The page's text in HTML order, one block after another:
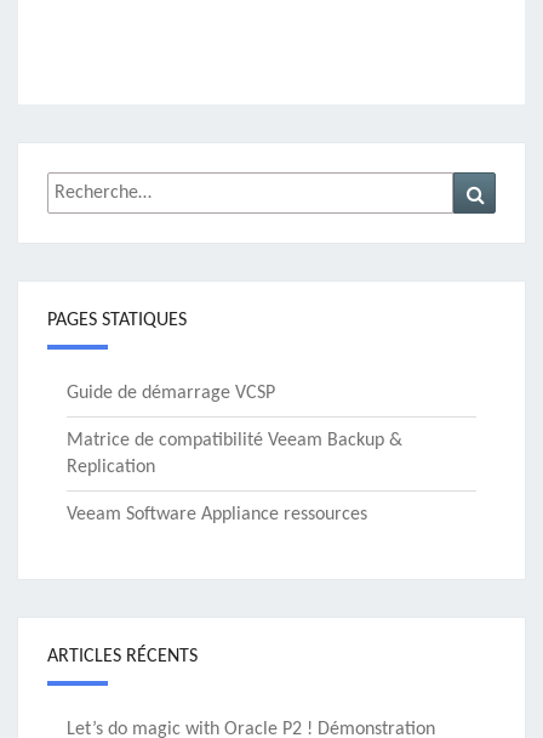
Rechercher :
PAGES STATIQUES
Guide de démarrage VCSP
Matrice de compatibilité Veeam Backup &
Replication
Veeam Software Appliance ressources
ARTICLES RÉCENTS
Let’s do magic with Oracle P2 ! Démonstration